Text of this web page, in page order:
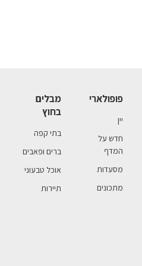
פופולארי
יין
חדש על
המדף
מסעדות
מתכונים
מבלים
בחוץ
בתי קפה
ברים ופאבים
אוכל טבעוני
תיירות